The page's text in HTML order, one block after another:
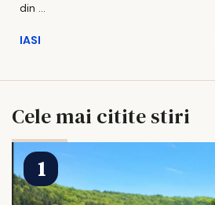
din ...
IASI
Cele mai citite stiri